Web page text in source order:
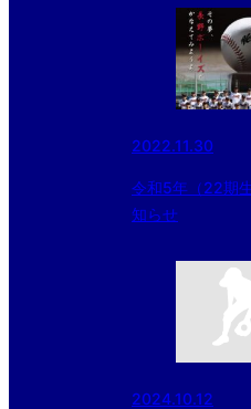
2022.11.30
令和5年（22期
知らせ
2024.10.12